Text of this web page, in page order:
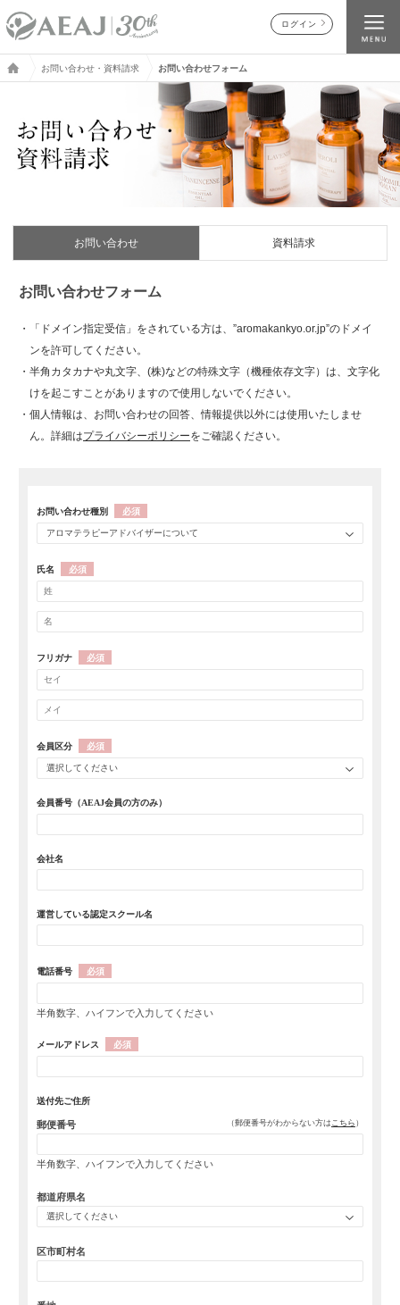
ログイン
お問い合わせ・資料請求 お問い合わせフォーム
お問い合わせ 資料請求
お問い合わせフォーム
・「ドメイン指定受信」をされている方は、”aromakankyo.or.jp”のドメイ
ンを許可してください。
・半角カタカナや丸文字、(株)などの特殊文字（機種依存文字）は、文字化
けを起こすことがありますので使用しないでください。
・個人情報は、お問い合わせの回答、情報提供以外には使用いたしませ
ん。詳細はプライバシーポリシーをご確認ください。
お問い合わせ種別 必須
アロマテラピーアドバイザーについて
氏名 必須
フリガナ 必須
会員区分 必須
選択してください
会員番号 （AEAJ会員の方のみ）
会社名
運営している認定スクール名
電話番号 必須
半角数字、ハイフンで入力してください
メールアドレス 必須
送付先ご住所
郵便番号 （郵便番号がわからない方は こちら ）
半角数字、ハイフンで入力してください
都道府県名
選択してください
区市町村名